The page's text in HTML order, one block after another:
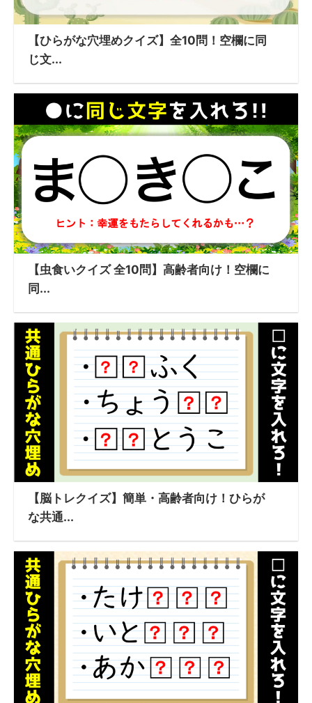
【ひらがな穴埋めクイズ】全10問！空欄に同
じ文...
【虫食いクイズ 全10問】高齢者向け！空欄に
同...
【脳トレクイズ】簡単・高齢者向け！ひらが
な共通...